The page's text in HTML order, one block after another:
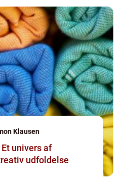
Klausen
univers af
udfoldelse